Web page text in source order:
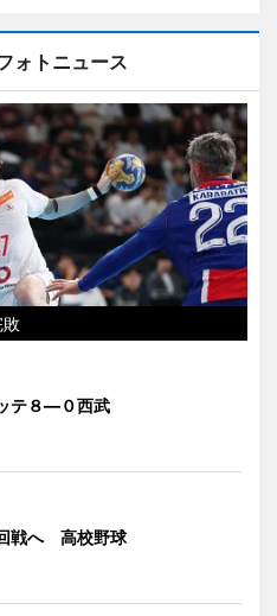
ォトニュース
テ８―０西武
戦へ 高校野球